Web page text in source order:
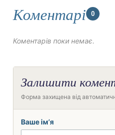
Коментарі 0
Коментарів поки немає.
Залишити
Форма захищена від
Ваше ім’я